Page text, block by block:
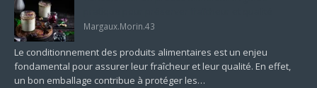
Margaux.Morin.43
Le conditionnement des produits alimentaires est un enjeu
fondamental pour assurer leur fraîcheur et leur qualité. En effet,
un bon emballage contribue à protéger les…